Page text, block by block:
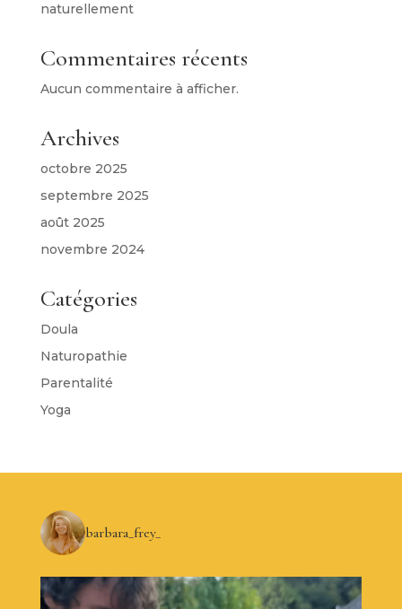
naturellement
Commentaires récents
Aucun commentaire à afficher.
Archives
octobre 2025
septembre 2025
août 2025
novembre 2024
Catégories
Doula
Naturopathie
Parentalité
Yoga
barbara_frey_